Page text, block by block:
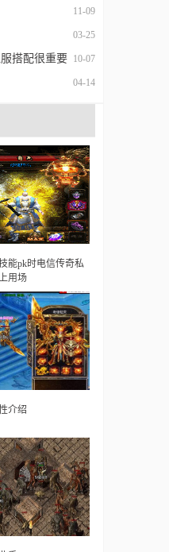
11-09
03-25
10-07
搭配很重要
04-14
能pk时电信传奇私
用场
介绍